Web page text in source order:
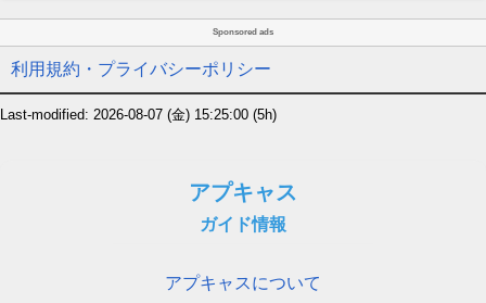
Sponsored ads
利用規約・プライバシーポリシー
Last-modified: 2026-08-07 (金) 15:25:00 (5h)
アプキャス
ガイド情報
アプキャスについて